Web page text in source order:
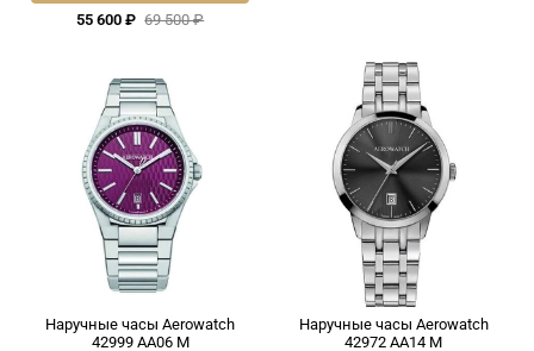
55 600 ₽ 69 500 ₽
Наручные часы Aerowatch
42999 AA06 M
Наручные часы Aerowatch
42972 AA14 M